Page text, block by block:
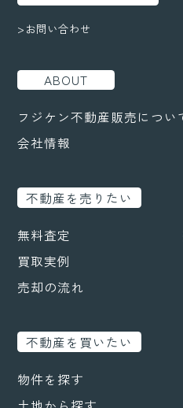
>お問い合わせ
ABOUT
フジケン不動産販売につい
会社情報
不動産を売りたい
無料査定
買取実例
売却の流れ
不動産を買いたい
物件を探す